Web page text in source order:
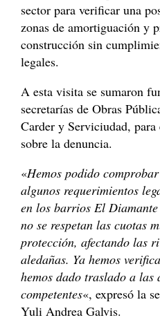
sector para verificar una
zonas de amortiguación y
construcción sin
legales.
A esta visita se sumaron
secretarías de Obras
Carder y Serviciudad,
sobre la denuncia.
«Hemos podido
algunos requerimientos
en los barrios El
no se respetan las cuotas
protección, afectando las
aledañas. Ya hemos
hemos dado traslado a las
competentes«, expresó la
Yuli Andrea Galvis.